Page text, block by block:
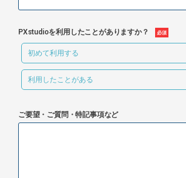
PXstudioを利用したことがありますか？
初めて利用する
利用したことがある
ご要望・ご質問・特記事項など